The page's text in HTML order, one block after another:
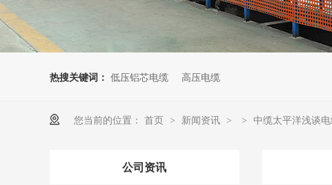
热搜关键词： 低压铝芯电缆 高压电缆
您当前的位置： 首页 > 新闻资讯 > > 中缆太平洋浅谈
公司资讯